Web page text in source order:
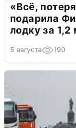
«Всё,
подарила
лодку за 1,2
5 августа 190